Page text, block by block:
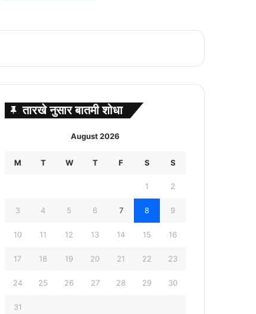
तारखे नुसार बातमी शोधा
August 2026
M T W T F S S
1 2
3 4 5 6 7 8 9
10 11 12 13 14 15 16
17 18 19 20 21 22 23
24 25 26 27 28 29 30
31